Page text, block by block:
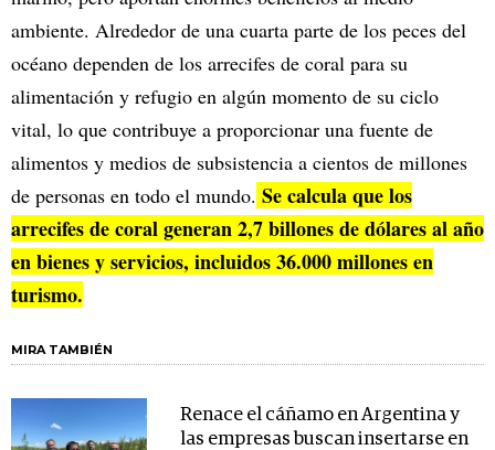
ambiente. Alrededor de una cuarta parte de los peces del
océano dependen de los arrecifes de coral para su
alimentación y refugio en algún momento de su ciclo
vital, lo que contribuye a proporcionar una fuente de
alimentos y medios de subsistencia a cientos de millones
de personas en todo el mundo. Se calcula que los
arrecifes de coral generan 2,7 billones de dólares al año
en bienes y servicios, incluidos 36.000 millones en
turismo.
MIRA TAMBIÉN
Renace el cáñamo en Argentina y
las empresas buscan insertarse en